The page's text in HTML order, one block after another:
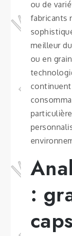
ou de
fabricants
meilleur
ou en
: